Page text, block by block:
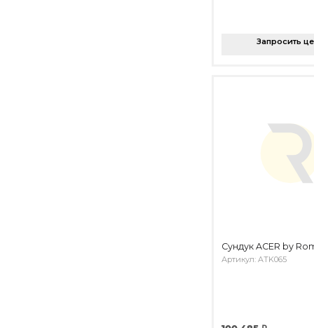
Запросить
Сундук ACER by
Артикул: ATK065